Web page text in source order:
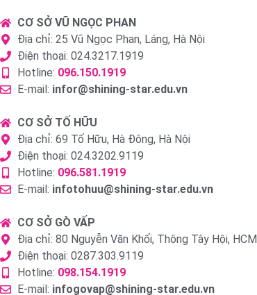
CƠ SỞ VŨ NGỌC PHAN
Địa chỉ: 25 Vũ Ngọc Phan, Láng, Hà Nội
Điện thoại: 024.3217.1919
Hotline: 096.150.1919
E-mail: infor@shining-star.edu.vn
CƠ SỞ TỐ HỮU
Địa chỉ: 69 Tố Hữu, Hà Đông, Hà Nội
Điện thoại: 024.3202.9119
Hotline: 096.581.1919
E-mail: infotohuu@shining-star.edu.vn
CƠ SỞ GÒ VẤP
Địa chỉ: 80 Nguyễn Văn Khối, Thông Tây Hội, HCM
Điện thoại: 0287.303.9119
Hotline: 098.154.1919
E-mail: infogovap@shining-star.edu.vn